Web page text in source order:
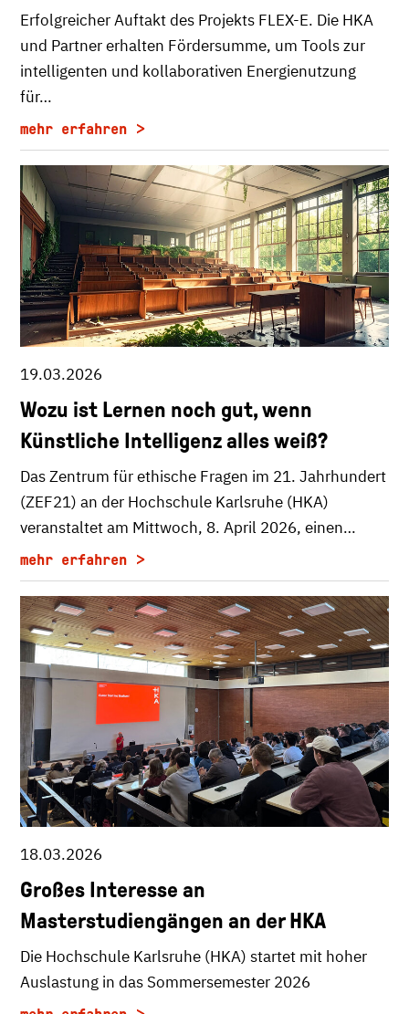
Erfolgreicher Auftakt des Projekts FLEX-E. Die HKA
und Partner erhalten Fördersumme, um Tools zur
intelligenten und kollaborativen Energienutzung
für…
mehr erfahren
19.03.2026
Wozu ist Lernen noch gut, wenn
Künstliche Intelligenz alles weiß?
Das Zentrum für ethische Fragen im 21. Jahrhundert
(ZEF21) an der Hochschule Karlsruhe (HKA)
veranstaltet am Mittwoch, 8. April 2026, einen…
mehr erfahren
18.03.2026
Großes Interesse an
Masterstudiengängen an der HKA
Die Hochschule Karlsruhe (HKA) startet mit hoher
Auslastung in das Sommersemester 2026